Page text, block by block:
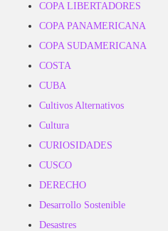
COPA LIBERTADORES
COPA PANAMERICANA
COPA SUDAMERICANA
COSTA
CUBA
Cultivos Alternativos
Cultura
CURIOSIDADES
CUSCO
DERECHO
Desarrollo Sostenible
Desastres